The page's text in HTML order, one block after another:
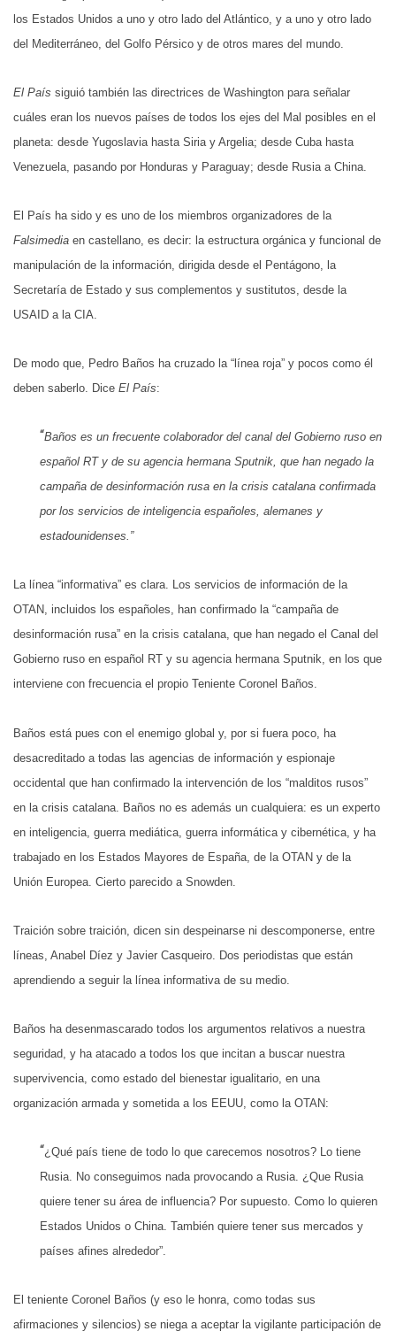
los Estados Unidos a uno y otro lado del Atlántico, y a uno y otro lado
del Mediterráneo, del Golfo Pérsico y de otros mares del mundo.
El País siguió también las directrices de Washington para señalar
cuáles eran los nuevos países de todos los ejes del Mal posibles en el
planeta: desde Yugoslavia hasta Siria y Argelia; desde Cuba hasta
Venezuela, pasando por Honduras y Paraguay; desde Rusia a China.
El País ha sido y es uno de los miembros organizadores de la
Falsimedia en castellano, es decir: la estructura orgánica y funcional de
manipulación de la información, dirigida desde el Pentágono, la
Secretaría de Estado y sus complementos y sustitutos, desde la
USAID a la CIA.
De modo que, Pedro Baños ha cruzado la “línea roja” y pocos como él
deben saberlo. Dice El País:
“Baños es un frecuente colaborador del canal del Gobierno ruso en
español RTy de su agencia hermana Sputnik, que han negado la
campaña de desinformación rusa en la crisis catalana confirmada
por los servicios de inteligencia españoles, alemanes y
estadounidenses.”
La línea “informativa” es clara. Los servicios de información de la
OTAN, incluidos los españoles, han confirmado la “campaña de
desinformación rusa” en la crisis catalana, que han negado el Canal del
Gobierno ruso en español RT y su agencia hermana Sputnik, en los que
interviene con frecuencia el propio Teniente Coronel Baños.
Baños está pues con el enemigo global y, por si fuera poco, ha
desacreditado a todas las agencias de información y espionaje
occidental que han confirmado la intervención de los “malditos rusos”
en la crisis catalana. Baños no es además un cualquiera: es un experto
en inteligencia, guerra mediática, guerra informática y cibernética, y ha
trabajado en los Estados Mayores de España, de la OTAN y de la
Unión Europea. Cierto parecido a Snowden.
Traición sobre traición, dicen sin despeinarse ni descomponerse, entre
líneas, Anabel Díez y Javier Casqueiro. Dos periodistas que están
aprendiendo a seguir la línea informativa de su medio.
Baños ha desenmascarado todos los argumentos relativos a nuestra
seguridad, y ha atacado a todos los que incitan a buscar nuestra
supervivencia, como estado del bienestar igualitario, en una
organización armada y sometida a los EEUU, como la OTAN:
“¿Qué país tiene de todo lo que carecemos nosotros? Lo tiene
Rusia. No conseguimos nada provocando a Rusia. ¿Que Rusia
quiere tener su área de influencia? Por supuesto. Como lo quieren
Estados Unidos o China. También quiere tener sus mercados y
países afines alrededor”.
El teniente Coronel Baños (y eso le honra, como todas sus
afirmaciones y silencios) se niega a aceptar la vigilante participación de